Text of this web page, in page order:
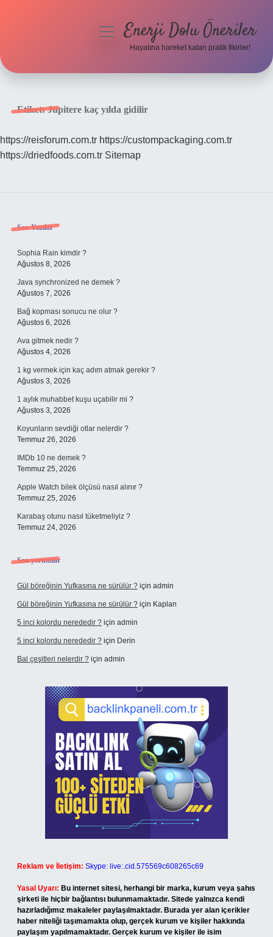
Hakkımızda
menüyüEnerji Dolu Öneriler
Hayatına hareket katan pratik fikirler!
Etiket:Jüpitere kaç yılda gidilir
https://reisforum.com.tr https://custompackaging.com.tr
https://driedfoods.com.tr Sitemap
Sidebar
Son Yazılar
Sophia Rain kimdir ?
Ağustos 8, 2026
Java synchronized ne demek ?
Ağustos 7, 2026
Bağ kopması sonucu ne olur ?
Ağustos 6, 2026
Ava gitmek nedir ?
Ağustos 4, 2026
1 kg vermek için kaç adım atmak gerekir ?
Ağustos 3, 2026
1 aylık muhabbet kuşu uçabilir mi ?
Ağustos 3, 2026
Koyunların sevdiği otlar nelerdir ?
Temmuz 26, 2026
IMDb 10 ne demek ?
Temmuz 25, 2026
Apple Watch bilek ölçüsü nasıl alınır ?
Temmuz 25, 2026
Karabaş otunu nasıl tüketmeliyiz ?
Temmuz 24, 2026
Son yorumlar
Gül böreğinin Yufkasına ne sürülür ? için admin
Gül böreğinin Yufkasına ne sürülür ? için Kaplan
5 inci kolordu nerededir ? için admin
5 inci kolordu nerededir ? için Derin
Bal çeşitleri nelerdir ? için admin
Reklam ve İletişim: Skype: live:.cid.575569c608265c69
Yasal Uyarı: Bu internet sitesi, herhangi bir marka, kurum veya şahıs
şirketi ile hiçbir bağlantısı bulunmamaktadır. Sitede yalnızca kendi
hazırladığımız makaleler paylaşılmaktadır. Burada yer alan içerikler
haber niteliği taşımamakta olup, gerçek kurum ve kişiler hakkında
paylaşım yapılmamaktadır. Gerçek kurum ve kişiler ile isim